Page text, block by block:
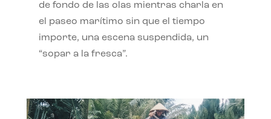
de fondo de las olas mientras charla en
el paseo marítimo sin que el tiempo
importe, una escena suspendida, un
“sopar a la fresca”.